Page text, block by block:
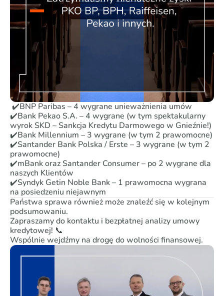
✔️BNP Paribas – 4 wygrane unieważnienia umów
✔️Bank Pekao S.A. – 4 wygrane (w tym spektakularny
wyrok SKD – Sankcja Kredytu Darmowego w Gnieźnie!)
✔️Bank Millennium – 3 wygrane (w tym 2 prawomocne)
✔️Santander Bank Polska / Erste – 3 wygrane (w tym 2
prawomocne)
✔️mBank oraz Santander Consumer – po 2 wygrane dla
naszych Klientów
✔️Syndyk Getin Noble Bank – 1 prawomocna wygrana
na posiedzeniu niejawnym
Państwa sprawa również może znaleźć się w kolejnym
podsumowaniu.
Zapraszamy do kontaktu i bezpłatnej analizy umowy
kredytowej! 📞
Wspólnie wejdźmy na drogę do wolności finansowej.